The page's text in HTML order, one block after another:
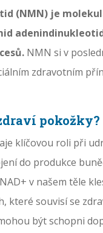
(NMN) je
NMN si v
zdravotním
pokožky?
klíčovou roli při
do produkce
v našem těle
které souvisí se
být schopni